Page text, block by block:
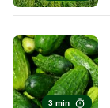
3 min